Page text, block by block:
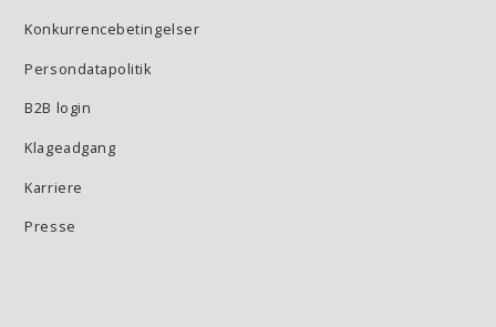
Konkurrencebetingelser
Persondatapolitik
B2B login
Klageadgang
Karriere
Presse